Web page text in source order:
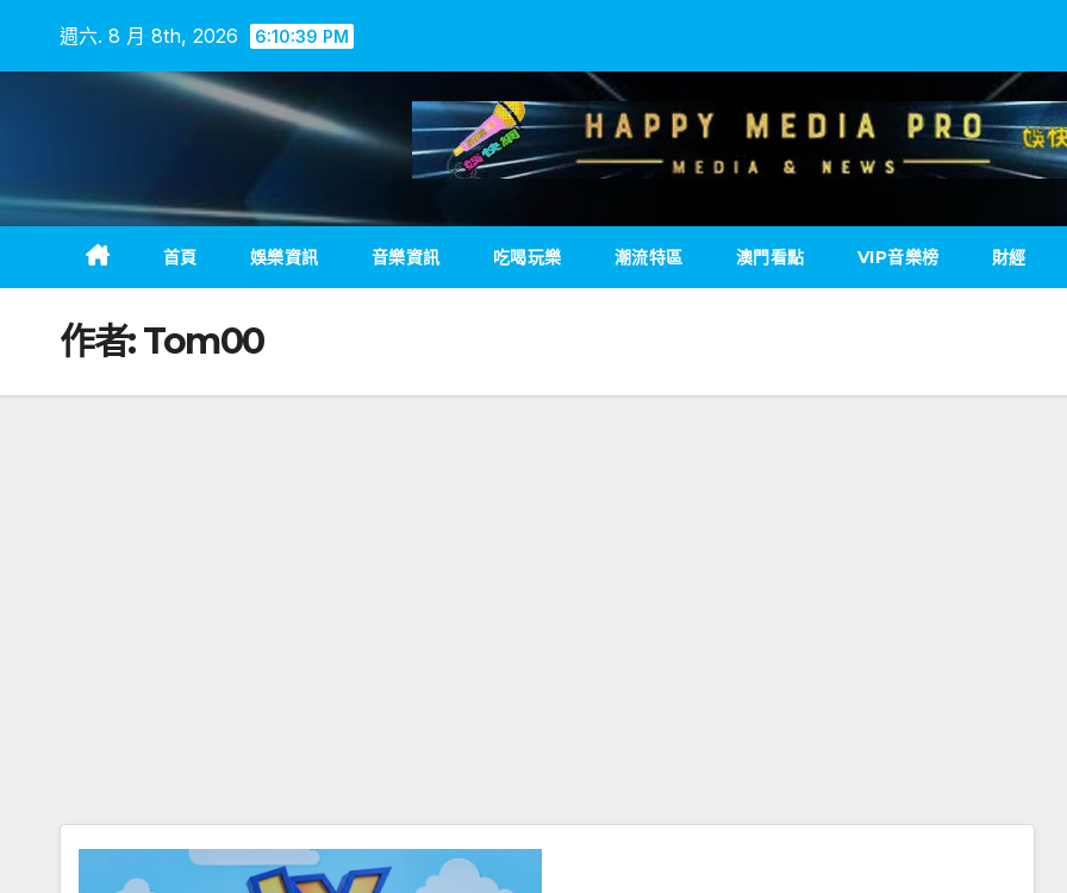
週六. 8 月 8th, 2026 6:10:40 PM
首頁 娛樂資訊 音樂資訊 吃喝玩樂 潮流特區 澳門看點 VIP音樂榜 財經
作者:Tom00